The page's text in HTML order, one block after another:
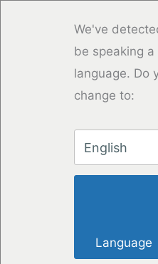
We've
be speaking
language. Do
change to:
English